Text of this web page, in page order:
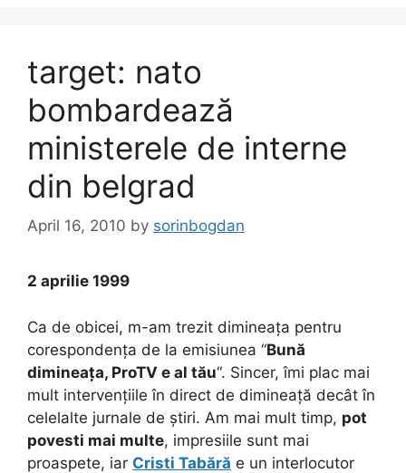
target: nato
bombardează
ministerele de interne
din belgrad
April 16, 2010 by sorinbogdan
2 aprilie 1999
Ca de obicei, m-am trezit dimineața pentru
corespondența de la emisiunea “Bună
dimineața, ProTV e al tău“. Sincer, îmi plac mai
mult intervențiile în direct de dimineață decât în
celelalte jurnale de știri. Am mai mult timp, pot
povesti mai multe, impresiile sunt mai
proaspete, iar Cristi Tabără e un interlocutor